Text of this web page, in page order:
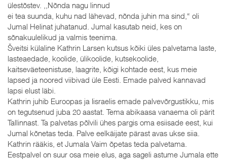
ülestõstev. ,,Nõnda nagu linnud
ei tea suunda, kuhu nad lähevad, nõnda juhin ma sind,“ oli
Jumal Helinat juhatanud. Jumal kasutab neid, kes on
sõnakuulelikud ja valmis teenima.
Šveitsi külaline Kathrin Larsen kutsus kõiki üles palvetama laste,
lasteaedade, koolide, ülikoolide, kutsekoolide,
kaitseväeteenistuse, laagrite, kõigi kohtade eest, kus meie
lapsed ja noored viibivad üle Eesti. Emade palved kannavad
lapsi elust läbi.
Kathrin juhib Euroopas ja Iisraelis emade palvevõrgustikku, mis
on tegutsenud juba 20 aastat. Tema abikaasa vanaema oli pärit
Tallinnast. Ta palvetas põlvili ühes pargis oma esiisade eest, kui
Jumal kõnetas teda. Palve eelkäijate pärast avas ukse siia.
Kathrin rääkis, et Jumala Vaim õpetas teda palvetama.
Eestpalvel on suur osa meie elus, aga sageli astume Jumala ette